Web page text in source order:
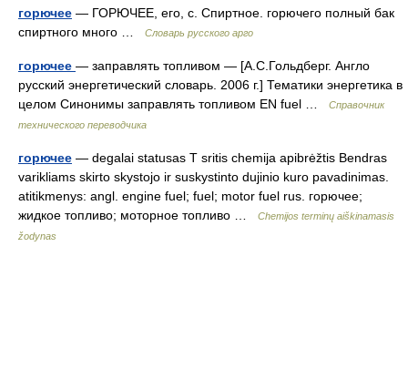
горючее — ГОРЮЧЕЕ, его, с. Спиртное. горючего полный бак
спиртного много …
Словарь русского арго
горючее — заправлять топливом — [А.С.Гольдберг. Англо
русский энергетический словарь. 2006 г.] Тематики энергетика в
целом Синонимы заправлять топливом EN fuel …
Справочник
технического переводчика
горючее — degalai statusas T sritis chemija apibrėžtis Bendras
varikliams skirto skystojo ir suskystinto dujinio kuro pavadinimas.
atitikmenys: angl. engine fuel; fuel; motor fuel rus. горючее;
жидкое топливо; моторное топливо …
Chemijos terminų aiškinamasis
žodynas